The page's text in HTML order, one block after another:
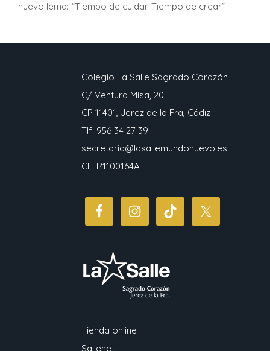
nuevo lema: “Tiempo de cuidar. Tiempo de crear”
Colegio La Salle Sagrado Corazón
C/ Ventura Misa, 20
CP 11401, Jerez de la Fra, Cádiz
Tlf: 956 34 27 39
secretaria@lasallemundonuevo.es
CIF R1100164A
Tienda online
Sallenet